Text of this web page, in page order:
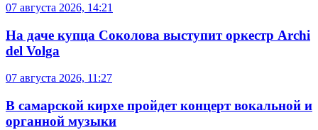
07 августа 2026, 14:21
На даче купца Соколова выступит оркестр Archi
del Volga
07 августа 2026, 11:27
В самарской кирхе пройдет концерт вокальной и
органной музыки